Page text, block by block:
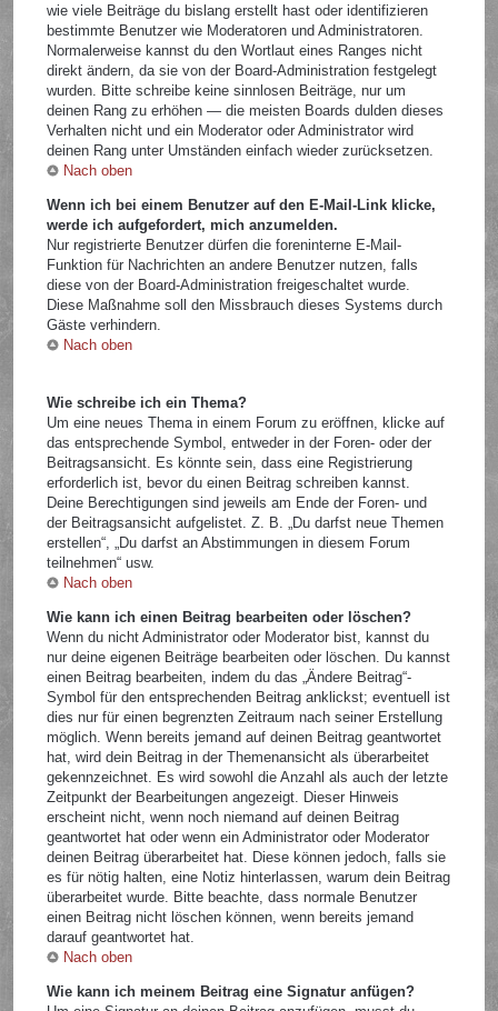
wie viele Beiträge du bislang erstellt hast oder identifizieren
bestimmte Benutzer wie Moderatoren und Administratoren.
Normalerweise kannst du den Wortlaut eines Ranges nicht
direkt ändern, da sie von der Board-Administration festgelegt
wurden. Bitte schreibe keine sinnlosen Beiträge, nur um
deinen Rang zu erhöhen — die meisten Boards dulden dieses
Verhalten nicht und ein Moderator oder Administrator wird
deinen Rang unter Umständen einfach wieder zurücksetzen.
Nach oben
Wenn ich bei einem Benutzer auf den E-Mail-Link klicke,
werde ich aufgefordert, mich anzumelden.
Nur registrierte Benutzer dürfen die foreninterne E-Mail-
Funktion für Nachrichten an andere Benutzer nutzen, falls
diese von der Board-Administration freigeschaltet wurde.
Diese Maßnahme soll den Missbrauch dieses Systems durch
Gäste verhindern.
Nach oben
Wie schreibe ich ein Thema?
Um eine neues Thema in einem Forum zu eröffnen, klicke auf
das entsprechende Symbol, entweder in der Foren- oder der
Beitragsansicht. Es könnte sein, dass eine Registrierung
erforderlich ist, bevor du einen Beitrag schreiben kannst.
Deine Berechtigungen sind jeweils am Ende der Foren- und
der Beitragsansicht aufgelistet. Z. B. „Du darfst neue Themen
erstellen“, „Du darfst an Abstimmungen in diesem Forum
teilnehmen“ usw.
Nach oben
Wie kann ich einen Beitrag bearbeiten oder löschen?
Wenn du nicht Administrator oder Moderator bist, kannst du
nur deine eigenen Beiträge bearbeiten oder löschen. Du kannst
einen Beitrag bearbeiten, indem du das „Ändere Beitrag“-
Symbol für den entsprechenden Beitrag anklickst; eventuell ist
dies nur für einen begrenzten Zeitraum nach seiner Erstellung
möglich. Wenn bereits jemand auf deinen Beitrag geantwortet
hat, wird dein Beitrag in der Themenansicht als überarbeitet
gekennzeichnet. Es wird sowohl die Anzahl als auch der letzte
Zeitpunkt der Bearbeitungen angezeigt. Dieser Hinweis
erscheint nicht, wenn noch niemand auf deinen Beitrag
geantwortet hat oder wenn ein Administrator oder Moderator
deinen Beitrag überarbeitet hat. Diese können jedoch, falls sie
es für nötig halten, eine Notiz hinterlassen, warum dein Beitrag
überarbeitet wurde. Bitte beachte, dass normale Benutzer
einen Beitrag nicht löschen können, wenn bereits jemand
darauf geantwortet hat.
Nach oben
Wie kann ich meinem Beitrag eine Signatur anfügen?